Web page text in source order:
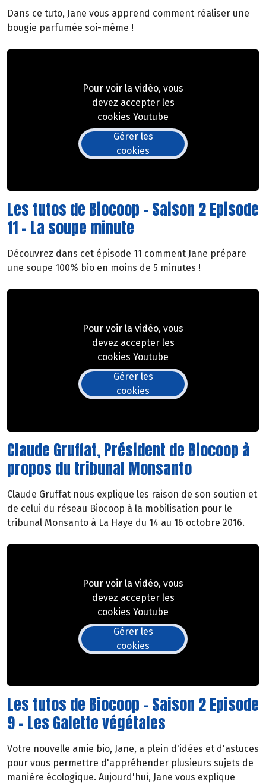
Dans ce tuto, Jane vous apprend comment réaliser une
bougie parfumée soi-même !
Pour voir la vidéo, vous
devez accepter les
cookies Youtube
Gérer les
cookies
Les tutos de Biocoop - Saison 2 Episode
11 - La soupe minute
Découvrez dans cet épisode 11 comment Jane prépare
une soupe 100% bio en moins de 5 minutes !
Pour voir la vidéo, vous
devez accepter les
cookies Youtube
Gérer les
cookies
Claude Gruffat, Président de Biocoop à
propos du tribunal Monsanto
Claude Gruffat nous explique les raison de son soutien et
de celui du réseau Biocoop à la mobilisation pour le
tribunal Monsanto à La Haye du 14 au 16 octobre 2016.
Pour voir la vidéo, vous
devez accepter les
cookies Youtube
Gérer les
cookies
Les tutos de Biocoop - Saison 2 Episode
9 - Les Galette végétales
Votre nouvelle amie bio, Jane, a plein d'idées et d'astuces
pour vous permettre d'appréhender plusieurs sujets de
manière écologique. Aujourd'hui, Jane vous explique